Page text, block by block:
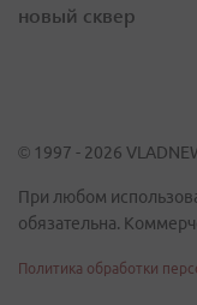
новый сквер
© 1997 - 2026
При любом
обязательна.
Политика обработки